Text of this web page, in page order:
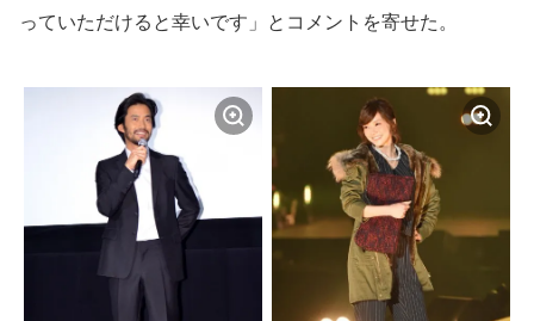
っていただけると幸いです」とコメントを寄せた。